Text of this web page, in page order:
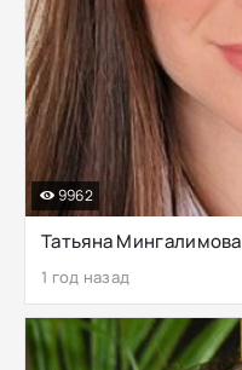
Татьяна Мингалимова
1 год назад
9962